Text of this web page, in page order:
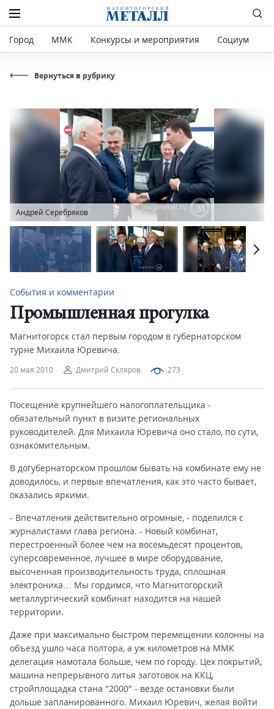
Город ММК Конкурсы и мероприятия Социум
Вернуться в рубрику
20 мая 2010 Дмитрий Скляров 273
События и комментарии
Промышленная прогулка
Магнитогорск стал первым городом в губернаторском
турне Михаила Юревича.
Андрей Серебряков
Посещение крупнейшего налогоплательщика -
обязательный пункт в визите региональных
руководителей. Для Михаила Юревича оно стало, по сути,
ознакомительным.
В догубернаторском прошлом бывать на комбинате ему не
доводилось, и первые впечатления, как это часто бывает,
оказались яркими.
- Впечатления действительно огромные, - поделился с
журналистами глава региона. - Новый комбинат,
перестроенный более чем на восемьдесят процентов,
суперсовременное, лучшее в мире оборудование,
высоченная производительность труда, сплошная
электроника… Мы гордимся, что Магнитогорский
металлургический комбинат находится на нашей
территории.
Даже при максимально быстром перемещении колонны на
объезд ушло часа полтора, а уж километров на ММК
делегация намотала больше, чем по городу. Цех покрытий,
машина непрерывного литья заготовок на ККЦ,
стройплощадка стана "2000" - везде остановки были
дольше запланированного. Михаил Юревич, желая войти